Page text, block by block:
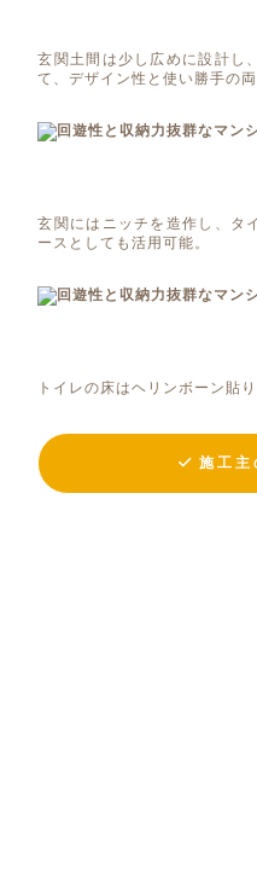
玄関土間は少し広めに設計し
て、デザイン性と使い勝手の
玄関にはニッチを造作し、タ
ースとしても活用可能。
トイレの床はヘリンボーン貼り
施工主